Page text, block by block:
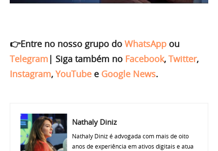
👉Entre no nosso grupo do WhatsApp ou
Telegram | Siga também no Facebook, Twitter,
Instagram, YouTube e Google News.
Nathaly Diniz
Nathaly Diniz é advogada com mais de oito
anos de experiência em ativos digitais e atua